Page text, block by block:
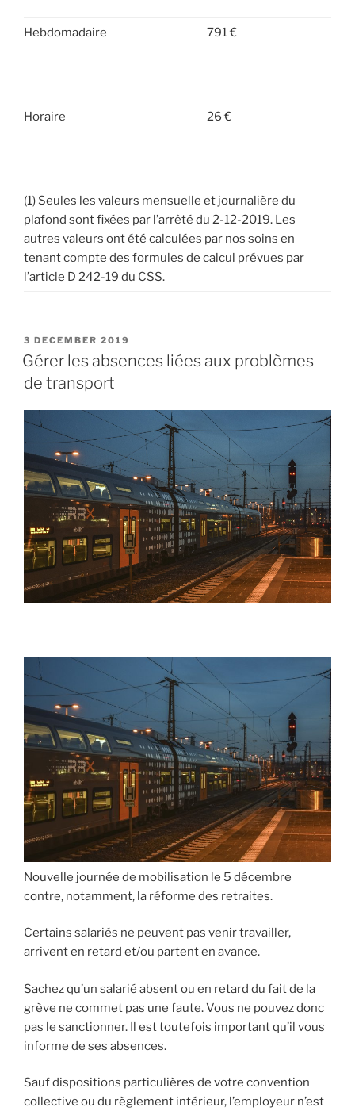
Hebdomadaire 791 €
Horaire 26 €
(1) Seules les valeurs mensuelle et journalière du
plafond sont fixées par l’arrêté du 2-12-2019. Les
autres valeurs ont été calculées par nos soins en
tenant compte des formules de calcul prévues par
l’article D 242-19 du CSS.
POSTED
ON
3 DECEMBER 2019
Gérer les absences liées aux problèmes
de transport
Nouvelle journée de mobilisation le 5 décembre
contre, notamment, la réforme des retraites.
Certains salariés ne peuvent pas venir travailler,
arrivent en retard et/ou partent en avance.
Sachez qu’un salarié absent ou en retard du fait de la
grève ne commet pas une faute. Vous ne pouvez donc
pas le sanctionner. Il est toutefois important qu’il vous
informe de ses absences.
Sauf dispositions particulières de votre convention
collective ou du règlement intérieur, l’employeur n’est